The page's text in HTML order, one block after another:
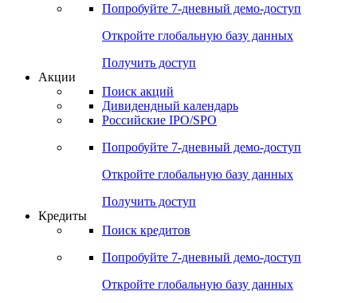
Попробуйте 7-дневный демо-доступ
Откройте глобальную базу данных
Получить доступ
Акции
Поиск акций
Дивидендный календарь
Российские IPO/SPO
Попробуйте 7-дневный демо-доступ
Откройте глобальную базу данных
Получить доступ
Кредиты
Поиск кредитов
Попробуйте 7-дневный демо-доступ
Откройте глобальную базу данных